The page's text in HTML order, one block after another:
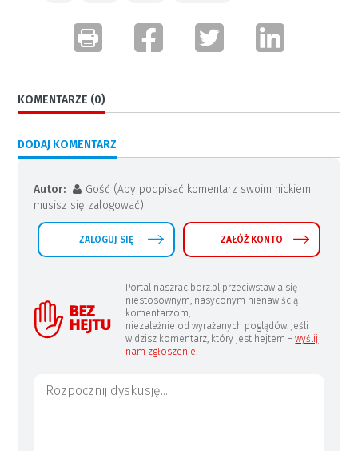
KOMENTARZE (0)
DODAJ KOMENTARZ
Autor:
Gość (Aby podpisać komentarz swoim nickiem
musisz się zalogować)
ZALOGUJ SIĘ ZAŁÓŻ KONTO
Portal naszraciborz.pl przeciwstawia się
niestosownym, nasyconym nienawiścią
komentarzom,
niezależnie od wyrażanych poglądów. Jeśli
widzisz komentarz, który jest hejtem –wyślij
nam zgłoszenie